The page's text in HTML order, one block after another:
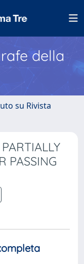
della
su Rivista
PASSING